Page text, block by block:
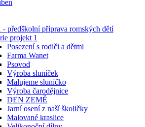
- předškolní příprava romských dětí
projekt 1
Posezení s rodiči a dětmi
Farma Wanet
Psovod
Výroba sluníček
Malujeme sluníčko
Výroba čarodějnice
DEN ZEMĚ
Jarní osení z naší školičky
Malované kraslice